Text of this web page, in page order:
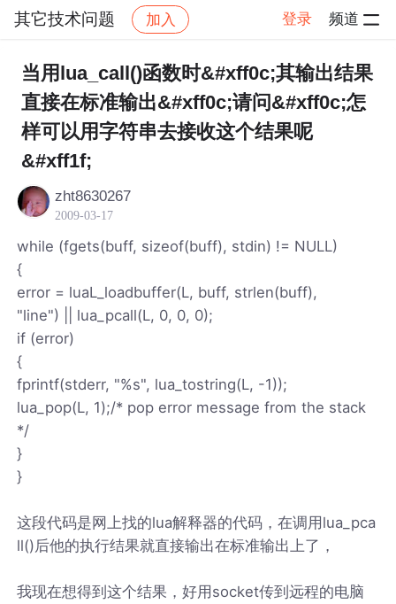
其它技术问题 加入 登录 频道
社区 其它技术问题 帖子详情
当用lua_call()函数时&#xff0c;其输出结果
直接在标准输出&#xff0c;请问&#xff0c;怎
样可以用字符串去接收这个结果呢
&#xff1f;
zht8630267
2009-03-17
while (fgets(buff, sizeof(buff), stdin) != NULL)
{
error = luaL_loadbuffer(L, buff, strlen(buff),
"line") || lua_pcall(L, 0, 0, 0);
if (error)
{
fprintf(stderr, "%s", lua_tostring(L, -1));
lua_pop(L, 1);/* pop error message from the stack
*/
}
}
这段代码是网上找的lua解释器的代码，在调用lua_pca
ll()后他的执行结果就直接输出在标准输出上了，
我现在想得到这个结果，好用socket传到远程的电脑